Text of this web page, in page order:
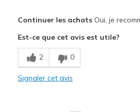
Breathe Well
Comfortable
Continuer les achatsOui, je
Est-ce que cet avis est utile?
2 0
Signaler cet avis